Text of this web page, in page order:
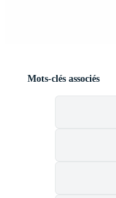
Mots-clés associés